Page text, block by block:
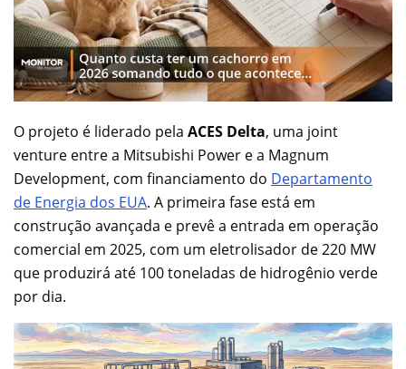
O projeto é liderado pela ACES Delta, uma joint
venture entre a Mitsubishi Power e a Magnum
Development, com financiamento do Departamento
de Energia dos EUA. A primeira fase está em
construção avançada e prevê a entrada em operação
comercial em 2025, com um eletrolisador de 220 MW
que produzirá até 100 toneladas de hidrogênio verde
por dia.